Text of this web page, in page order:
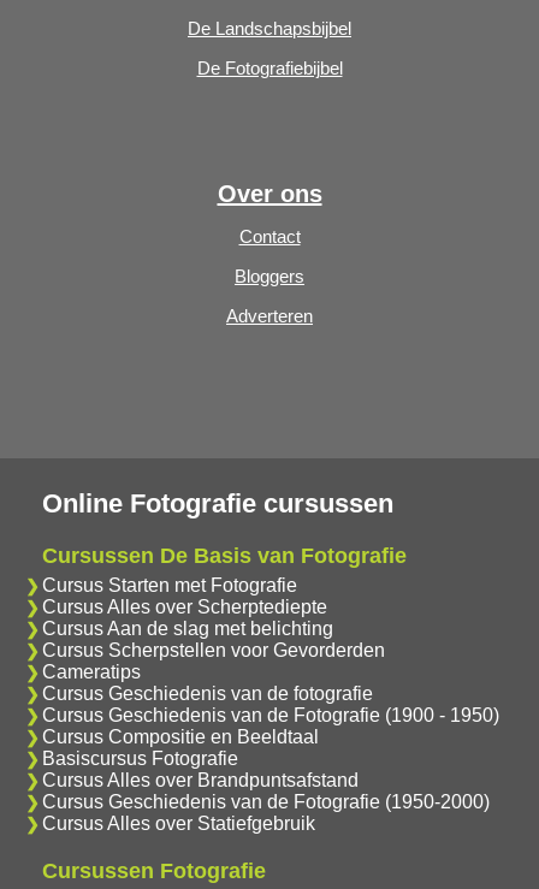
De Landschapsbijbel
De Fotografiebijbel
Over ons
Contact
Bloggers
Adverteren
Online Fotografie cursussen
Cursussen De Basis van Fotografie
Cursus Starten met Fotografie
Cursus Alles over Scherptediepte
Cursus Aan de slag met belichting
Cursus Scherpstellen voor Gevorderden
Cameratips
Cursus Geschiedenis van de fotografie
Cursus Geschiedenis van de Fotografie (1900 - 1950)
Cursus Compositie en Beeldtaal
Basiscursus Fotografie
Cursus Alles over Brandpuntsafstand
Cursus Geschiedenis van de Fotografie (1950-2000)
Cursus Alles over Statiefgebruik
Cursussen Fotografie